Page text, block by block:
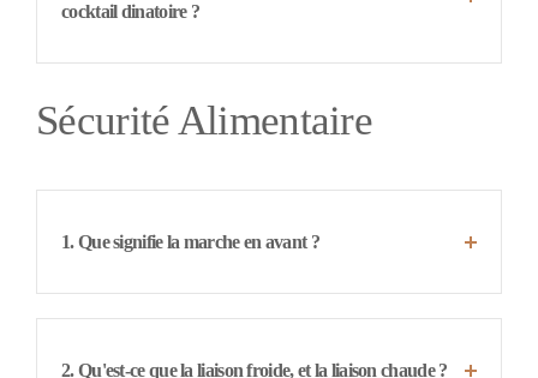
cocktail dinatoire ?
Sécurité Alimentaire
1. Que signifie la marche en avant ?
2. Qu'est-ce que la liaison froide, et la liaison chaude ?